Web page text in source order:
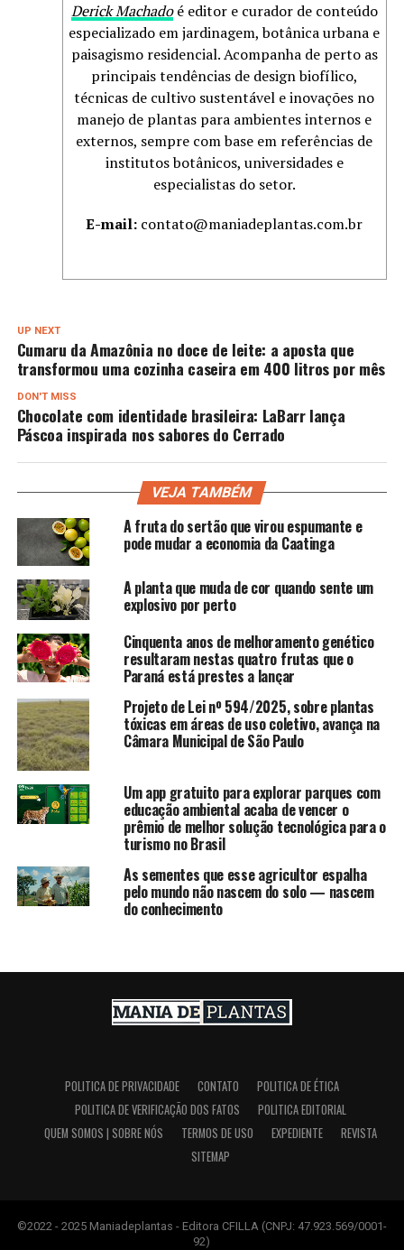
Derick Machadoé editor e curador de conteúdo
especializado em jardinagem, botânica urbana e
paisagismo residencial. Acompanha de perto as
principais tendências de design biofílico,
técnicas de cultivo sustentável e inovações no
manejo de plantas para ambientes internos e
externos, sempre com base em referências de
institutos botânicos, universidades e
especialistas do setor.
E-mail: contato@maniadeplantas.com.br
UP NEXT
Cumaru da Amazônia no doce de leite: a aposta que
transformou uma cozinha caseira em 400 litros por mês
DON'T MISS
Chocolate com identidade brasileira: LaBarr lança
Páscoa inspirada nos sabores do Cerrado
VEJA TAMBÉM
A fruta do sertão que virou espumante e
pode mudar a economia da Caatinga
A planta que muda de cor quando sente um
explosivo por perto
Cinquenta anos de melhoramento genético
resultaram nestas quatro frutas que o
Paraná está prestes a lançar
Projeto de Lei nº 594/2025, sobre plantas
tóxicas em áreas de uso coletivo, avança na
Câmara Municipal de São Paulo
Um app gratuito para explorar parques com
educação ambiental acaba de vencer o
prêmio de melhor solução tecnológica para o
turismo no Brasil
As sementes que esse agricultor espalha
pelo mundo não nascem do solo — nascem
do conhecimento
POLITICA DE PRIVACIDADE CONTATO
POLITICA DE ÉTICA
POLITICA DE VERIFICAÇÃO DOS FATOS
POLITICA EDITORIAL
QUEM SOMOS | SOBRE NÓS
TERMOS DE USO EXPEDIENTE
REVISTA
SITEMAP
©2022 - 2025 Maniadeplantas - Editora CFILLA (CNPJ: 47.923.569/0001-
92)